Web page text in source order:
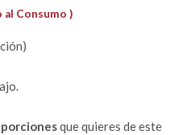
Consumo )
que quieres de este